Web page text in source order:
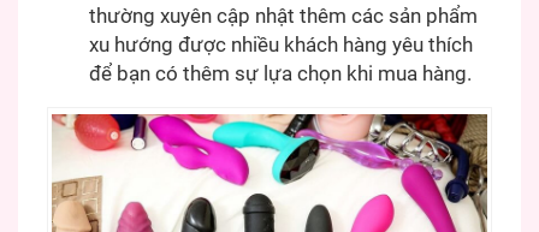
thường xuyên cập nhật thêm các sản phẩm
xu hướng được nhiều khách hàng yêu thích
để bạn có thêm sự lựa chọn khi mua hàng.